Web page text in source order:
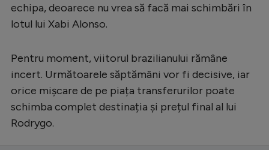
echipa, deoarece nu vrea să facă mai schimbări în
lotul lui Xabi Alonso.
Pentru moment, viitorul brazilianului rămâne
incert. Următoarele săptămâni vor fi decisive, iar
orice mișcare de pe piața transferurilor poate
schimba complet destinația și prețul final al lui
Rodrygo.